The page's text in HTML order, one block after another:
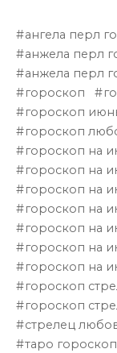
ангела перл
анжела перл
анжела перл
гороскоп
гороскоп
гороскоп
гороскоп на
гороскоп на
гороскоп на
гороскоп на
гороскоп на
гороскоп на
гороскоп на
гороскоп
гороскоп
стрелец
таро